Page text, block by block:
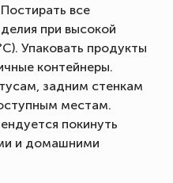
все
при высокой
Упаковать продукты
контейнеры.
задним стенкам
местам.
покинуть
и домашними